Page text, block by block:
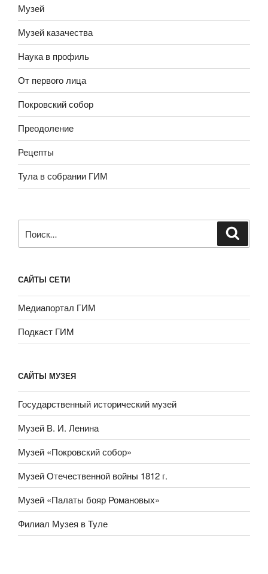
Музей
Музей казачества
Наука в профиль
От первого лица
Покровский собор
Преодоление
Рецепты
Тула в собрании ГИМ
САЙТЫ СЕТИ
Медиапортал ГИМ
Подкаст ГИМ
САЙТЫ МУЗЕЯ
Государственный исторический музей
Музей В. И. Ленина
Музей «Покровский собор»
Музей Отечественной войны 1812 г.
Музей «Палаты бояр Романовых»
Филиал Музея в Туле